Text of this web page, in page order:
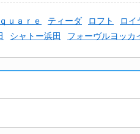
ｕａｒｅ ティーダ ロフト ロイ
シャトー浜田 フォーヴルヨッカ